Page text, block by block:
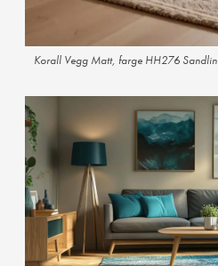
Korall Vegg Matt, farge HH276 Sandlin